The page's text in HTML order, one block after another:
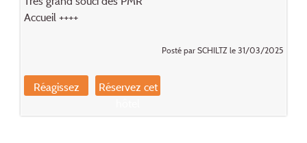
Accueil ++++
Posté par SCHILTZ le 31/03/2025
Réagissez
Réservez cet